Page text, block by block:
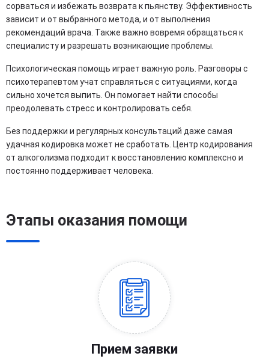
сорваться и избежать возврата к пьянству. Эффективность
зависит и от выбранного метода, и от выполнения
рекомендаций врача. Также важно вовремя обращаться к
специалисту и разрешать возникающие проблемы.
Психологическая помощь играет важную роль. Разговоры с
психотерапевтом учат справляться с ситуациями, когда
сильно хочется выпить. Он помогает найти способы
преодолевать стресс и контролировать себя.
Без поддержки и регулярных консультаций даже самая
удачная кодировка может не сработать. Центр кодирования
от алкоголизма подходит к восстановлению комплексно и
постоянно поддерживает человека.
Этапы оказания помощи
Прием заявки